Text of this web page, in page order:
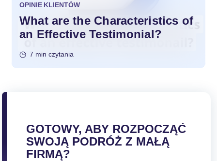
OPINIE KLIENTÓW
What are the Characteristics of
an Effective Testimonial?
7 min czytania
GOTOWY, ABY ROZPOCZĄĆ
SWOJĄ PODRÓŻ Z MAŁĄ
FIRMĄ?